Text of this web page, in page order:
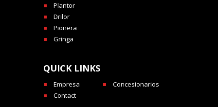
Plantor
Drilor
Pionera
Gringa
QUICK LINKS
Empresa
Concesionarios
Contact